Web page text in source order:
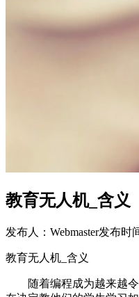
教育无人机_含义
发布人：Webmaster发布时
教育无人机_含义
随着编程成为越来越